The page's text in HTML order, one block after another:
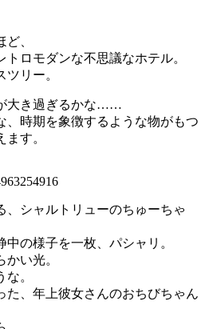
、
ロモダンな不思議なホテル。
リー。
大き過ぎるかな……
、時期を象徴するような物がもつ
す。
、シャルトリューのちゅーちゃ
の様子を一枚、パシャリ。
い光。
。
た、年上彼女さんのおちびちゃん